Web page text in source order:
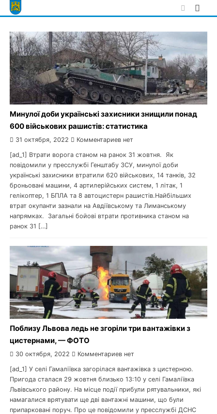
Skip
to
Минулої доби українські захисники знищили понад
600 військових рашистів: статистика
31 октября, 2022 Комментариев нет
[ad_1] Втрати ворога станом на ранок 31 жовтня. Як
повідомили у пресслужбі Генштабу ЗСУ, минулої доби
українські захисники втратили 620 військових, 14 танків, 32
броньовані машини, 4 артилерійських систем, 1 літак, 1
гелікоптер, 1 БПЛА та 8 автоцистерн рашистів.Найбільших
втрат окупанти зазнали на Авдіївському та Лиманському
напрямках. Загальні бойові втрати противника станом на
ранок 31 […]
Поблизу Львова ледь не згоріли три вантажівки з
цистернами, — ФОТО
30 октября, 2022 Комментариев нет
[ad_1] У селі Гамаліївка загорілася вантажівка з цистерною.
Пригода сталася 29 жовтня близько 13:10 у селі Гамаліївка
Львівського району. На місце події прибули рятувальники, які
намагалися врятувати ще дві вантажні машини, що були
припарковані поруч. Про це повідомили у пресслужбі ДСНС